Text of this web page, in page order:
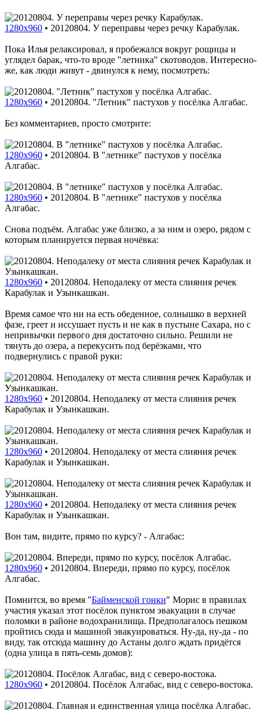
1280x960 • 20120804. У переправы через речку Карабулак.
Пока Илья релаксировал, я пробежался вокруг рощицы и
углядел барак, что-то вроде "летника" скотоводов. Интересно-
же, как люди живут - двинулся к нему, посмотреть:
1280x960 • 20120804. "Летник" пастухов у посёлка Алгабас.
Без комментариев, просто смотрите:
1280x960 • 20120804. В "летнике" пастухов у посёлка
Алгабас.
1280x960 • 20120804. В "летнике" пастухов у посёлка
Алгабас.
Снова подъём. Алгабас уже близко, а за ним и озеро, рядом с
которым планируется первая ночёвка:
1280x960 • 20120804. Неподалеку от места слияния речек
Карабулак и Узынкашкан.
Время самое что ни на есть обеденное, солнышко в верхней
фазе, греет и иссушает пусть и не как в пустыне Сахара, но с
непривычки первого дня достаточно сильно. Решили не
тянуть до озера, а перекусить под берёзками, что
подвернулись с правой руки:
1280x960 • 20120804. Неподалеку от места слияния речек
Карабулак и Узынкашкан.
1280x960 • 20120804. Неподалеку от места слияния речек
Карабулак и Узынкашкан.
1280x960 • 20120804. Неподалеку от места слияния речек
Карабулак и Узынкашкан.
Вон там, видите, прямо по курсу? - Алгабас:
1280x960 • 20120804. Впереди, прямо по курсу, посёлок
Алгабас.
Помнится, во время "Байменской гонки" Морис в правилах
участия указал этот посёлок пунктом эвакуации в случае
поломки в районе водохранилища. Предполагалось пешком
пройтись сюда и машиной эвакуироваться. Ну-да, ну-да - по
виду, так отсюда машину до Астаны долго ждать придётся
(одна улица в пять-семь домов):
1280x960 • 20120804. Посёлок Алгабас, вид с северо-востока.